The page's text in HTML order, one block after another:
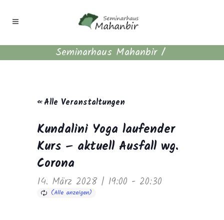
Seminarhaus Mahanbir/
« Alle Veranstaltungen
Kundalini Yoga laufender
Kurs – aktuell Ausfall wg.
Corona
14. März 2028 | 19:00 - 20:30